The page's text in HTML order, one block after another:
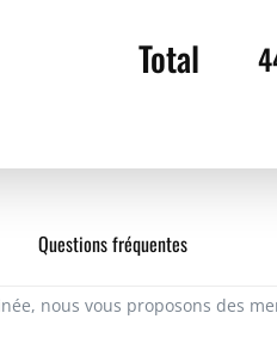
Total
Questions fréquentes
nous vous proposons des